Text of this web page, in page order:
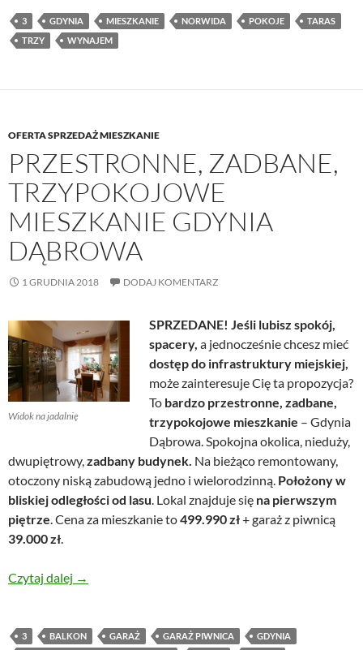
3 GDYNIA MIESZKANIE NORWIDA POKOJE
TARAS
TRZY
WYNAJEM
OFERTA SPRZEDAŻ MIESZKANIE
PRZESTRONNE, ZADBANE,
TRZYPOKOJOWE
MIESZKANIE GDYNIA
DĄBROWA
1 GRUDNIA 2018 DODAJ KOMENTARZ
Widok na jadalnię
SPRZEDANE! Jeśli lubisz spokój,
spacery, a jednocześnie chcesz mieć
dostęp do infrastruktury miejskiej,
może zainteresuje Cię ta propozycja?
To bardzo przestronne, zadbane,
trzypokojowe mieszkanie – Gdynia
Dąbrowa. Spokojna okolica, nieduży,
dwupiętrowy,zadbany budynek. Na bieżąco remontowany,
otoczony niską zabudową jedno i wielorodzinną. Położony w
bliskiej odległości od lasu. Lokal znajduje się na pierwszym
piętrze. Cena za mieszkanie to499.990 zł+ garaż z piwnicą
39.000 zł.
Czytaj dalej Przestronne, zadbane, trzypokojowe mieszkanie
→
3 BALKON GARAŻ GARAŻ PIWNICA
GDYNIA